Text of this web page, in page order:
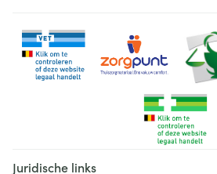
Juridische links